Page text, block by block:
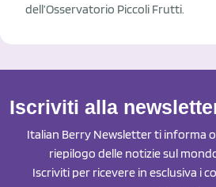
dell’Osservatorio Piccoli Frutti.
Iscriviti alla
Italian Berry Newsletter ti informa
riepilogo delle notizie sul
Iscriviti per ricevere in esclusiva i